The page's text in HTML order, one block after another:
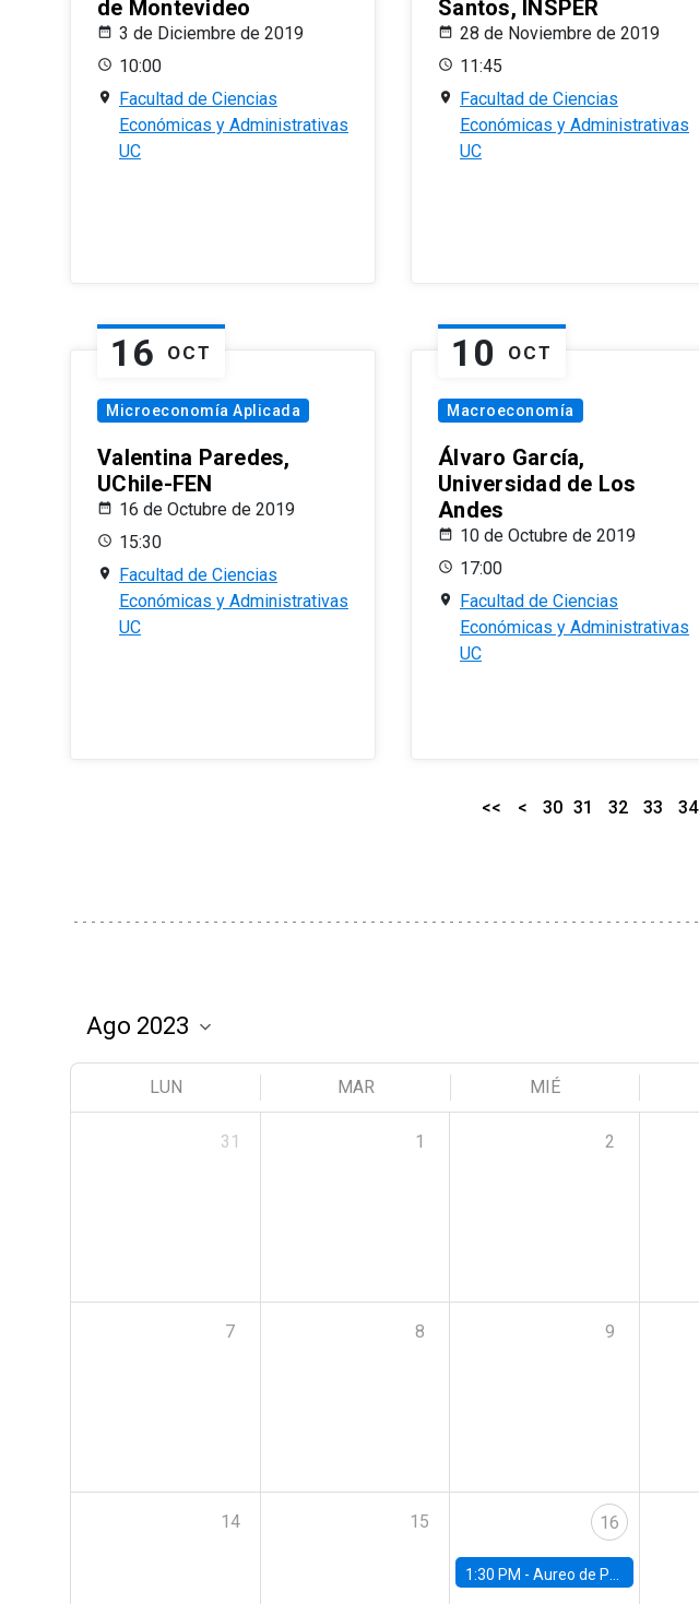
de Montevideo
3 de Diciembre de 2019
10:00
Facultad de Ciencias
Económicas y Administrativas
UC
Santos, INSPER
28 de Noviembre de 2019
11:45
Facultad de Ciencias
Económicas y Administrativas
UC
16 OCT
Microeconomía Aplicada
Valentina Paredes,
UChile-FEN
16 de Octubre de 2019
15:30
Facultad de Ciencias
Económicas y Administrativas
UC
10 OCT
Macroeconomía
Álvaro García,
Universidad de Los
Andes
10 de Octubre de 2019
17:00
Facultad de Ciencias
Económicas y Administrativas
UC
<< < 30 31 32 33 34
LUN MAR MIÉ
31 1 2
7 8 9
14 15 16
1:30 PM -Aureo de Paula, UCL